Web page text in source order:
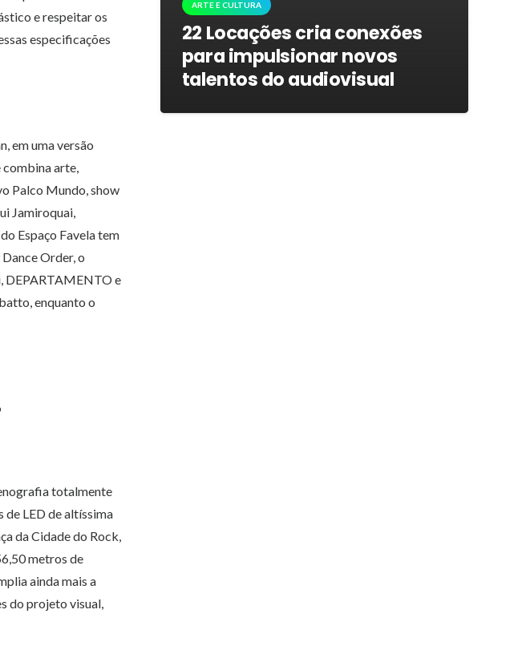
e respeitar os
especificações
em uma versão
combina arte,
Palco Mundo, show
Jamiroquai,
Espaço Favela tem
Order, o
DEPARTAMENTO e
enquanto o
totalmente
de LED de altíssima
da Cidade do Rock,
metros de
ainda mais a
do projeto visual,
ARTE E CULTURA
22 Locações cria conexões
para impulsionar novos
talentos do audiovisual